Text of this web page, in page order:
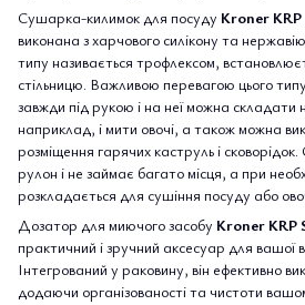
Сушарка-килимок для посуду Kroner
виконана з харчового силікону та
типу називається трофлексом,
стільницю. Важливою перевагою цього
завжди під рукою і на неї можна складати
наприклад, і мити овочі, а також можна
розміщення гарячих каструль і
рулон і не займає багато місця, а при
розкладається для сушіння посуду або
Дозатор для миючого засобу Kroner KRP
практичний і зручний аксесуар для вашої
Інтегрований у раковину, він ефективно
додаючи організованості та чистоти